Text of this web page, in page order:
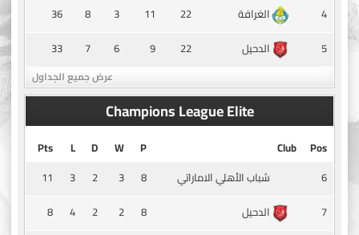
4
الغرافة 22
11
3
8
36
5
الدحيل 22
9
6
7
33
عرض جميع الجداول
Champions League Elite
Pos
Club
P
W
D
L
Pts
6
شباب الأهلي الاماراتي 8
3
2
3
11
7
الدحيل 8
2
2
4
8